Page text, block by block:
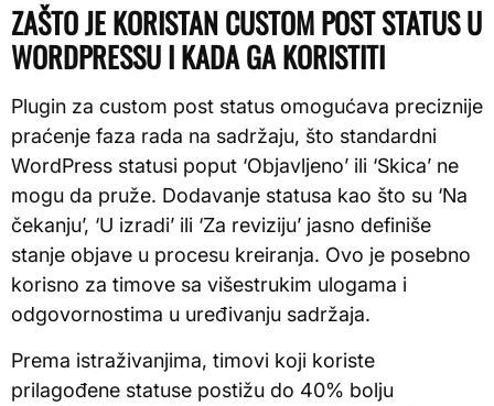
ZAŠTO JE KORISTAN CUSTOM POST STATUS U
WORDPRESSU I KADA GA KORISTITI
Plugin za custom post status omogućava preciznije
praćenje faza rada na sadržaju, što standardni
WordPress statusi poput ‘Objavljeno’ ili ‘Skica’ ne
mogu da pruže. Dodavanje statusa kao što su ‘Na
čekanju’, ‘U izradi’ ili ‘Za reviziju’ jasno definiše
stanje objave u procesu kreiranja. Ovo je posebno
korisno za timove sa višestrukim ulogama i
odgovornostima u uređivanju sadržaja.
Prema istraživanjima, timovi koji koriste
prilagođene statuse postižu do 40% bolju